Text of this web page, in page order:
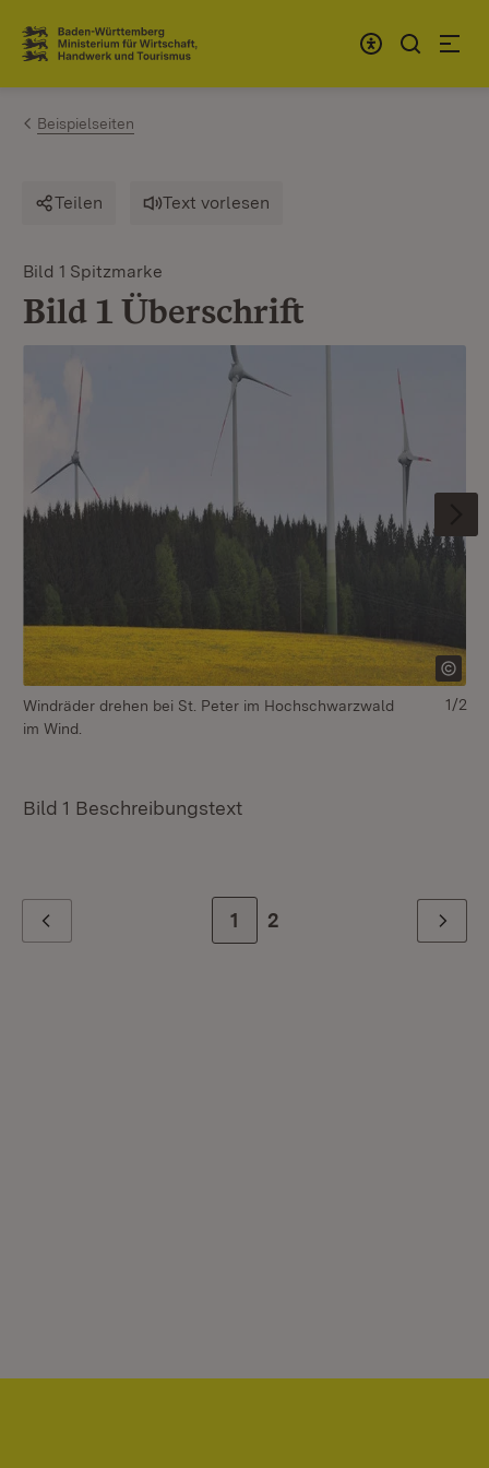
Zum Inhalt springen
Link zur Startseite
Beispielseiten
Bild 1 Spitzmarke
Teilen Text vorlesen
Bild 1 Spitzmarke
Bild 1 Überschrift
Windräder drehen bei St. Peter im Hochschwarzwald
im Wind.
Bild 1 Beschreibungstext
1/2
Zur Seite
1 Zur letzten Seite
2 Weiter